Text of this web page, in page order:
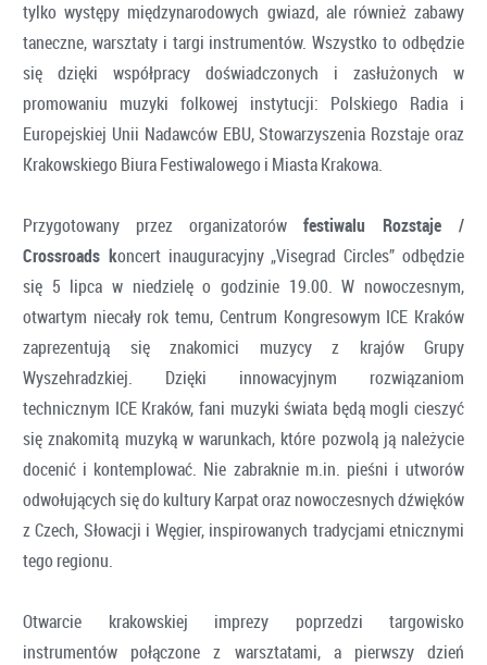
tylko występy międzynarodowych gwiazd, ale również zabawy
taneczne, warsztaty i targi instrumentów. Wszystko to odbędzie
się dzięki współpracy doświadczonych i zasłużonych w
promowaniu muzyki folkowej instytucji: Polskiego Radia i
Europejskiej Unii Nadawców EBU, Stowarzyszenia Rozstaje oraz
Krakowskiego Biura Festiwalowego i Miasta Krakowa.
Przygotowany przez organizatorów festiwalu Rozstaje /
Crossroads koncert inauguracyjny „Visegrad Circles” odbędzie
się 5 lipca w niedzielę o godzinie 19.00. W nowoczesnym,
otwartym niecały rok temu, Centrum Kongresowym ICE Kraków
zaprezentują się znakomici muzycy z krajów Grupy
Wyszehradzkiej. Dzięki innowacyjnym rozwiązaniom
technicznym ICE Kraków, fani muzyki świata będą mogli cieszyć
się znakomitą muzyką w warunkach, które pozwolą ją należycie
docenić i kontemplować. Nie zabraknie m.in. pieśni i utworów
odwołujących się do kultury Karpat oraz nowoczesnych dźwięków
z Czech, Słowacji i Węgier, inspirowanych tradycjami etnicznymi
tego regionu.
Otwarcie krakowskiej imprezy poprzedzi targowisko
instrumentów połączone z warsztatami, a pierwszy dzień